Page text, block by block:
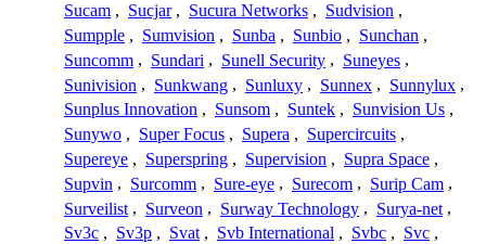
Sucam , Sucjar , Sucura Networks , Sudvision ,
Sumpple , Sumvision , Sunba , Sunbio , Sunchan ,
Suncomm , Sundari , Sunell Security , Suneyes ,
Sunivision , Sunkwang , Sunluxy , Sunnex , Sunnylux ,
Sunplus Innovation , Sunsom , Suntek , Sunvision Us ,
Sunywo , Super Focus , Supera , Supercircuits ,
Supereye , Superspring , Supervision , Supra Space ,
Supvin , Surcomm , Sure-eye , Surecom , Surip Cam ,
Surveilist , Surveon , Surway Technology , Surya-net ,
Sv3c , Sv3p , Svat , Svb International , Svbc , Svc ,